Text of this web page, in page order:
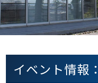
イベント情報